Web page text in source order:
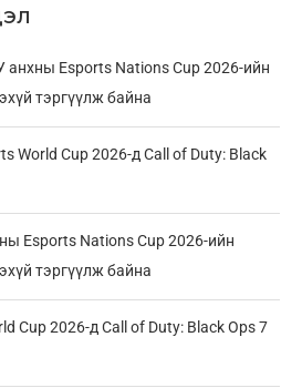
анхны Esports Nations Cup 2026-ийн
тэргүүлж байна
World Cup 2026-д Call of Duty: Black
Esports Nations Cup 2026-ийн
тэргүүлж байна
Cup 2026-д Call of Duty: Black Ops 7